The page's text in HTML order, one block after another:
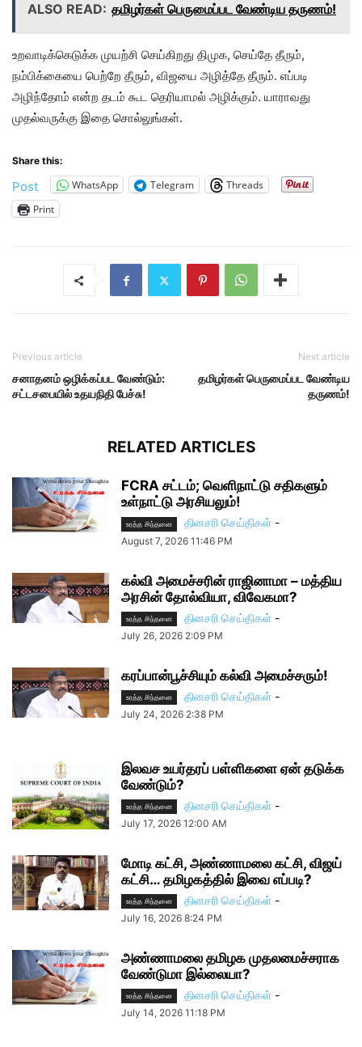
ALSO READ: தமிழர்கள் பெருமைப்பட வேண்டிய தருணம்!
உறவாடிக்கெடுக்க முயற்சி செய்கிறது திமுக, செய்தே தீரும்,
நம்பிக்கையை பெற்றே தீரும், விஜயை அழித்தே தீரும். எப்படி
அழிந்தோம் என்ற தடம் கூட தெரியாமல் அழிக்கும். யாராவது
முதல்வருக்கு இதை சொல்லுங்கள்.
Share this:
Post WhatsApp Telegram
Threads
Print
Previous article
சனாதனம் ஒழிக்கப்பட வேண்டும்:
சட்டசபையில் உதயநிதி பேச்சு!
Next article
தமிழர்கள் பெருமைப்பட வேண்டிய
தருணம்!
RELATED ARTICLES
FCRA சட்டம்; வெளிநாட்டு சதிகளும்
உள்நாட்டு அரசியலும்!
உரத்த சிந்தனை தினசரி செய்திகள் -
August 7, 2026 11:46 PM
கல்வி அமைச்சரின் ராஜினாமா – மத்திய
அரசின் தோல்வியா, விவேகமா?
உரத்த சிந்தனை தினசரி செய்திகள் -
July 26, 2026 2:09 PM
கரப்பான்பூச்சியும் கல்வி அமைச்சரும்!
உரத்த சிந்தனை தினசரி செய்திகள் -
July 24, 2026 2:38 PM
இலவச உயர்தரப் பள்ளிகளை ஏன் தடுக்க
வேண்டும்?
உரத்த சிந்தனை தினசரி செய்திகள் -
July 17, 2026 12:00 AM
மோடி கட்சி, அண்ணாமலை கட்சி, விஜய்
கட்சி… தமிழகத்தில் இவை எப்படி?
உரத்த சிந்தனை தினசரி செய்திகள் -
July 16, 2026 8:24 PM
அண்ணாமலை தமிழக முதலமைச்சராக
வேண்டுமா இல்லையா?
உரத்த சிந்தனை தினசரி செய்திகள் -
July 14, 2026 11:18 PM